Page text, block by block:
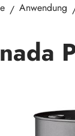
Anwendung